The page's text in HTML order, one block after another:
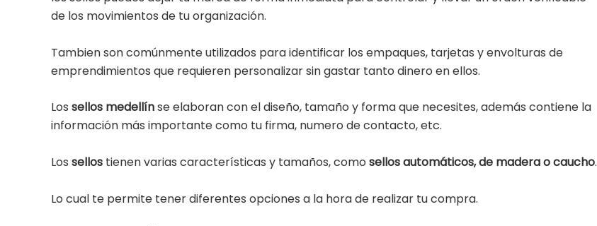
de los movimientos de tu organización.
Tambien son comúnmente utilizados para identificar los empaques, tarjetas y envolturas de
emprendimientos que requieren personalizar sin gastar tanto dinero en ellos.
Los sellos medellínse elaboran con el diseño, tamaño y forma que necesites, además contiene la
información más importante como tu firma, numero de contacto, etc.
Los sellos tienen varias características y tamaños, como sellos automáticos, de madera o caucho.
Lo cual te permite tener diferentes opciones a la hora de realizar tu compra.